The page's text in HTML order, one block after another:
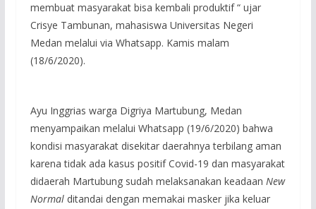
membuat masyarakat bisa kembali produktif “ ujar
Crisye Tambunan, mahasiswa Universitas Negeri
Medan melalui via Whatsapp. Kamis malam
(18/6/2020).
Ayu Inggrias warga Digriya Martubung, Medan
menyampaikan melalui Whatsapp (19/6/2020) bahwa
kondisi masyarakat disekitar daerahnya terbilang aman
karena tidak ada kasus positif Covid-19 dan masyarakat
didaerah Martubung sudah melaksanakan keadaan New
Normalditandai dengan memakai masker jika keluar